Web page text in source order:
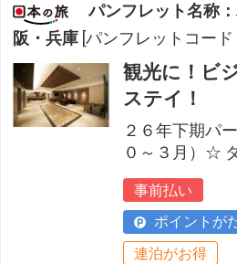
パンフレット名称
阪・兵庫 [パンフレットコード
観光に！ビ
ステイ！
２６年下期パ
０～３月）☆
事前払い
ポイントが
連泊がお得